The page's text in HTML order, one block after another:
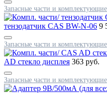
Запасные части и комплектующие
тензодатчик CAS BW-N-06 9
Запасные части и комплектующие
AD стекло дисплея 363 руб.
Запасные части и комплектующие